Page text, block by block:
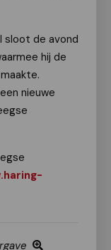
sloot de avond
hij de
nieuwe